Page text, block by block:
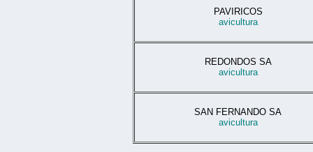
PAVIRICOS
avicultura
REDONDOS SA
avicultura
SAN FERNANDO SA
avicultura